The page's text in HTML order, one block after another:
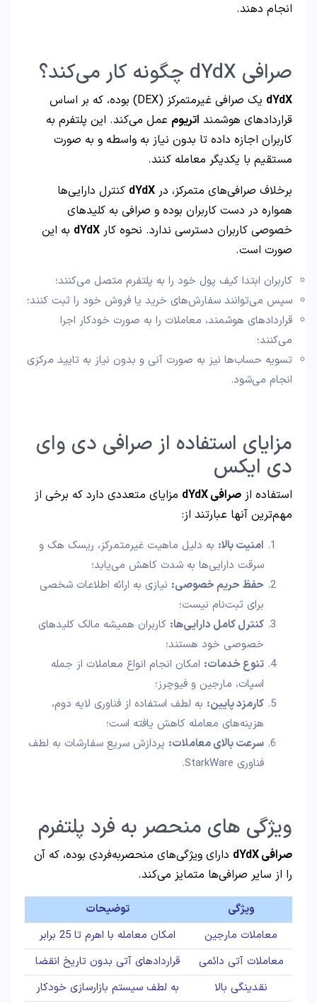
انجام دهند.
صرافی dYdX چگونه کار می‌کند؟
dYdX
یک صرافی غیرمتمرکز (DEX) بوده، که بر اساس
قراردادهای هوشمند اتریوم عمل می‌کند. این پلتفرم به
کاربران اجازه داده تا بدون نیاز به واسطه و به صورت
مستقیم با یکدیگر معامله کنند.
برخلاف صرافی‌های متمرکز، در dYdX کنترل دارایی‌ها
همواره در دست کاربران بوده و صرافی به کلیدهای
خصوصی کاربران دسترسی ندارد. نحوه کار dYdX به این
صورت است.
کاربران ابتدا کیف پول خود را به پلتفرم متصل می‌کنند؛
سپس می‌توانند سفارش‌های خرید یا فروش خود را ثبت کنند؛
قراردادهای هوشمند، معاملات را به صورت خودکار اجرا
می‌کنند؛
تسویه حساب‌ها نیز به صورت آنی و بدون نیاز به تایید مرکزی
انجام می‌شود.
مزایای استفاده از صرافی دی وای
دی ایکس
استفاده از صرافی dYdX
مزایای متعددی دارد که برخی از
مهم‌ترین آنها عبارتند از:
امنیت بالا: به دلیل ماهیت غیرمتمرکز، ریسک هک و
سرقت دارایی‌ها به شدت کاهش می‌یابد؛
حفظ حریم خصوصی: نیازی به ارائه اطلاعات شخصی
برای ثبت‌نام نیست؛
کنترل کامل دارایی‌ها: کاربران همیشه مالک کلیدهای
خصوصی خود هستند؛
تنوع خدمات: امکان انجام انواع معاملات از جمله
اسپات، مارجین و فیوچرز؛
کارمزد پایین: به لطف استفاده از فناوری لایه دوم،
هزینه‌های معامله کاهش یافته است؛
سرعت بالای معاملات: پردازش سریع سفارشات به لطف
فناوری StarkWare.
ویژگی‌ های منحصر به‌ فرد پلتفرم
صرافی dYdX
دارای ویژگی‌های منحصربه‌فردی بوده، که آن
را از سایر صرافی‌ها متمایز می‌کند.
ویژگی
توضیحات
معاملات مارجین
امکان معامله با اهرم تا 25 برابر
معاملات آتی دائمی
قراردادهای آتی بدون تاریخ انقضا
نقدینگی بالا
به لطف سیستم بازارسازی خودکار